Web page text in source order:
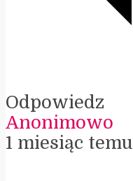
Odpowiedz
Anonimowo
1 miesiąc temu